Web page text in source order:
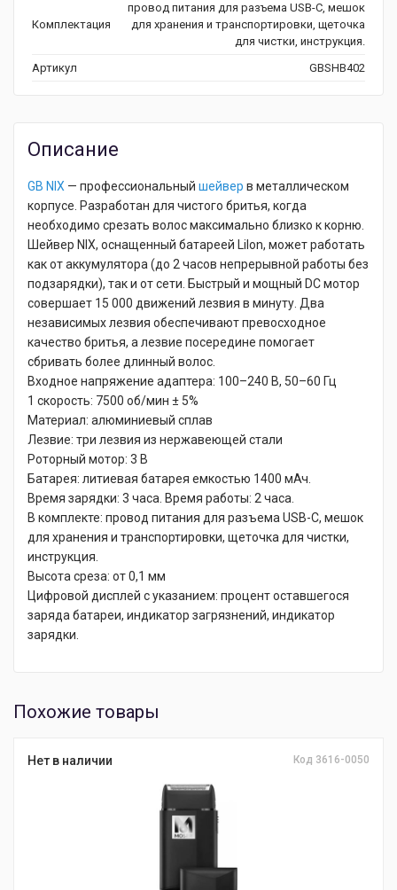
Комплектация
провод питания для разъема USB-C, мешок
для хранения и транспортировки, щеточка
для чистки, инструкция.
Артикул
GBSHB402
Описание
GB NIX — профессиональный шейвер в металлическом
корпусе. Разработан для чистого бритья, когда
необходимо срезать волос максимально близко к корню.
Шейвер NIX, оснащенный батареей LiIon, может работать
как от аккумулятора (до 2 часов непрерывной работы без
подзарядки), так и от сети. Быстрый и мощный DC мотор
совершает 15 000 движений лезвия в минуту. Два
независимых лезвия обеспечивают превосходное
качество бритья, а лезвие посередине помогает
сбривать более длинный волос.
Входное напряжение адаптера: 100–240 В, 50–60 Гц
1 скорость: 7500 об/мин ± 5%
Материал: алюминиевый сплав
Лезвие: три лезвия из нержавеющей стали
Роторный мотор: 3 В
Батарея: литиевая батарея емкостью 1400 мАч.
Время зарядки: 3 часа. Время работы: 2 часа.
В комплекте: провод питания для разъема USB-C, мешок
для хранения и транспортировки, щеточка для чистки,
инструкция.
Высота среза: от 0,1 мм
Цифровой дисплей с указанием: процент оставшегося
заряда батареи, индикатор загрязнений, индикатор
зарядки.
Похожие товары
Нет в наличии Код 3616-0050